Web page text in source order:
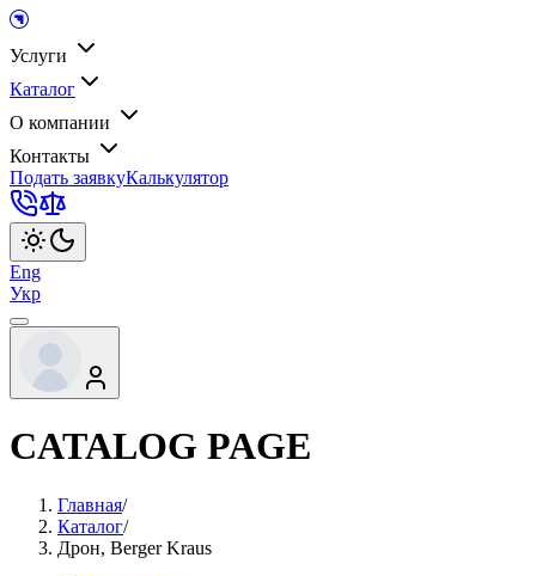
Услуги
Каталог
О компании
Контакты
Подать заявкуКалькулятор
Eng
Укр
CATALOG PAGE
Главная/
Каталог/
Дрон, Berger Kraus